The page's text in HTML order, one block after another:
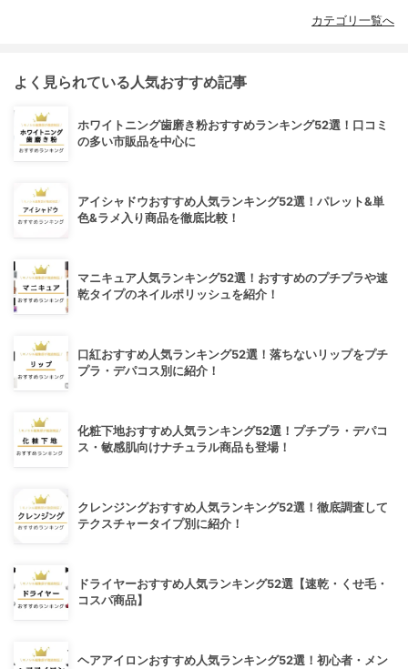
カテゴリ一覧へ
よく見られている人気おすすめ記事
ホワイトニング歯磨き粉おすすめランキング52選！口コミ
の多い市販品を中心に
アイシャドウおすすめ人気ランキング52選！パレット&単
色&ラメ入り商品を徹底比較！
マニキュア人気ランキング52選！おすすめのプチプラや速
乾タイプのネイルポリッシュを紹介！
口紅おすすめ人気ランキング52選！落ちないリップをプチ
プラ・デパコス別に紹介！
化粧下地おすすめ人気ランキング52選！プチプラ・デパコ
ス・敏感肌向けナチュラル商品も登場！
クレンジングおすすめ人気ランキング52選！徹底調査して
テクスチャータイプ別に紹介！
ドライヤーおすすめ人気ランキング52選【速乾・くせ毛・
コスパ商品】
ヘアアイロンおすすめ人気ランキング52選！初心者・メン